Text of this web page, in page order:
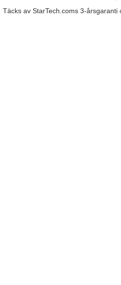
Täcks av StarTech.coms 3-årsgaranti